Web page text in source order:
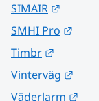
SIMAIR
SMHI Pro
Timbr
Vinterväg
Väderlarm